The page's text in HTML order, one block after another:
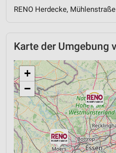
RENO Herdecke,
Karte der Umgebung
+
−